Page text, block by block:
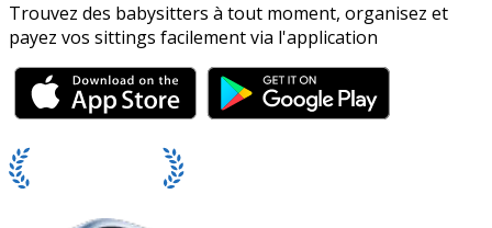
Trouvez des babysitters à tout moment, organisez et
payez vos sittings facilement via l'application